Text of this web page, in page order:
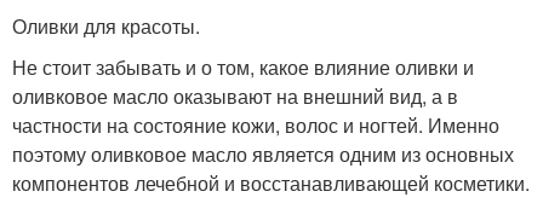
Оливки для красоты.
Не стоит забывать и о том, какое влияние оливки и
оливковое масло оказывают на внешний вид, а в
частности на состояние кожи, волос и ногтей. Именно
поэтому оливковое масло является одним из основных
компонентов лечебной и восстанавливающей косметики.